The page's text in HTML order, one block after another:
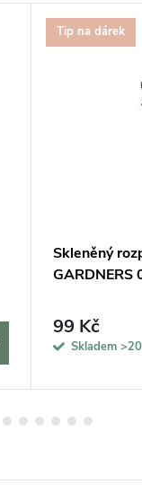
Tip na dárek
Skleněný
GARDNERS
99 Kč
Skladem